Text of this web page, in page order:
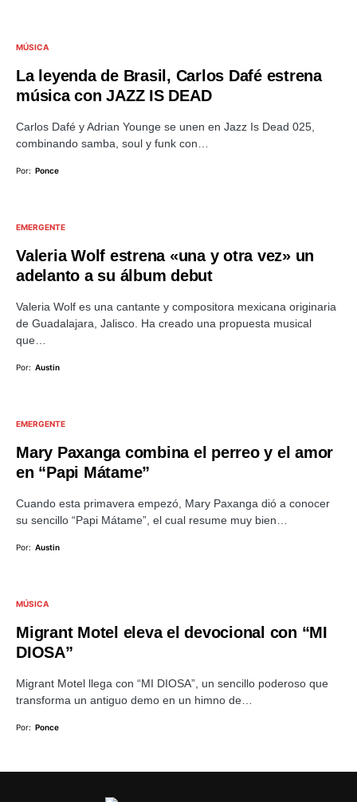
MÚSICA
La leyenda de Brasil, Carlos Dafé estrena
música con JAZZ IS DEAD
Carlos Dafé y Adrian Younge se unen en Jazz Is Dead 025,
combinando samba, soul y funk con…
Por: Ponce
EMERGENTE
Valeria Wolf estrena «una y otra vez» un
adelanto a su álbum debut
Valeria Wolf es una cantante y compositora mexicana originaria
de Guadalajara, Jalisco. Ha creado una propuesta musical
que…
Por: Austin
EMERGENTE
Mary Paxanga combina el perreo y el amor
en “Papi Mátame”
Cuando esta primavera empezó, Mary Paxanga dió a conocer
su sencillo “Papi Mátame”, el cual resume muy bien…
Por: Austin
MÚSICA
Migrant Motel eleva el devocional con “MI
DIOSA”
Migrant Motel llega con “MI DIOSA”, un sencillo poderoso que
transforma un antiguo demo en un himno de…
Por: Ponce